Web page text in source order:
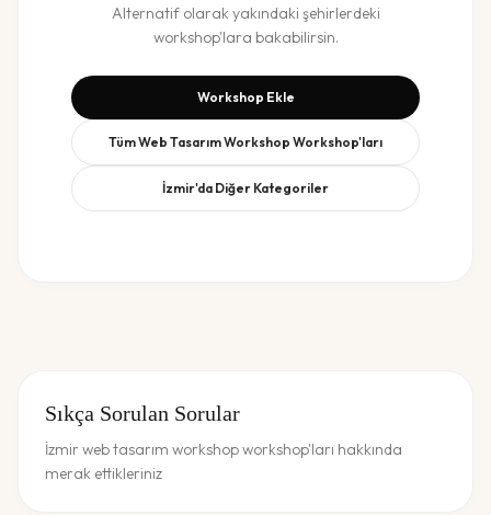
Alternatif olarak yakındaki şehirlerdeki
workshop'lara bakabilirsin.
Workshop Ekle
TümWeb Tasarım Workshop Workshop'ları
İzmir'da Diğer Kategoriler
Sıkça Sorulan Sorular
İzmir web tasarım workshop workshop'ları hakkında
merak ettikleriniz